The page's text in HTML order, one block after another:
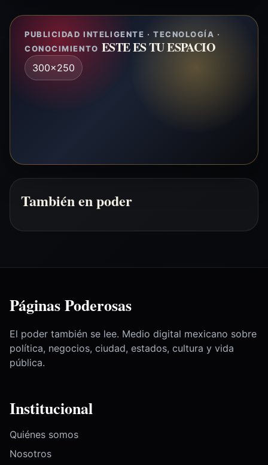
PUBLICIDAD INTELIGENTE · TECNOLOGÍA ·
CONOCIMIENTO ESTE ES TU ESPACIO
300x250
También en poder
Páginas Poderosas
El poder también se lee. Medio digital mexicano sobre
política, negocios, ciudad, estados, cultura y vida
pública.
Institucional
Quiénes somos
Nosotros